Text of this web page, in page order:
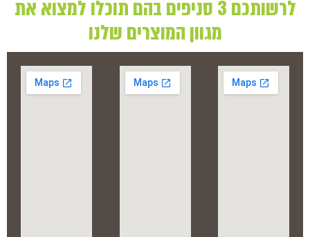
לרשותכם 3 סניפים בהם תוכלו למצוא את
מגוון המוצרים שלנו